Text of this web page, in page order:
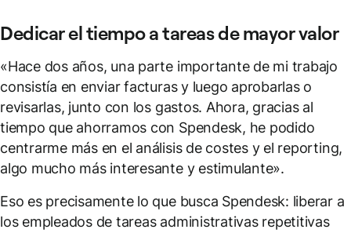
Dedicar el tiempo a tareas de mayor valor
«Hace dos años, una parte importante de mi trabajo
consistía en enviar facturas y luego aprobarlas o
revisarlas, junto con los gastos. Ahora, gracias al
tiempo que ahorramos con Spendesk, he podido
centrarme más en el análisis de costes y el reporting,
algo mucho más interesante y estimulante».
Eso es precisamente lo que busca Spendesk: liberar a
los empleados de tareas administrativas repetitivas